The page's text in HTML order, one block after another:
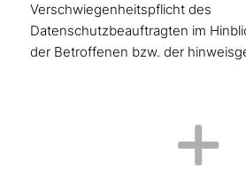
Verschwiegenheitspflicht des
Datenschutzbeauftragten im
der Betroffenen bzw. der